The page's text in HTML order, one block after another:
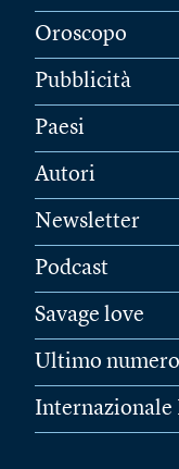
Oroscopo
Pubblicità
Paesi
Autori
Newsletter
Podcast
Savage love
Ultimo numero
Internazionale